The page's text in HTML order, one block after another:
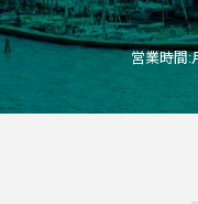
営業時間: